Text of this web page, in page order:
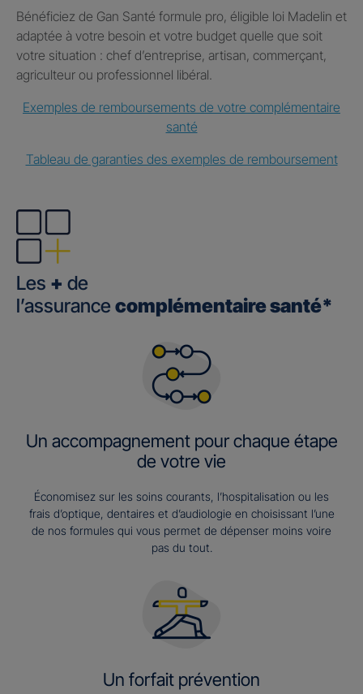
Bénéficiez de Gan Santé formule pro, éligible loi Madelin et
adaptée à votre besoin et votre budget quelle que soit
votre situation : chef d’entreprise, artisan, commerçant,
agriculteur ou professionnel libéral.
Exemples de remboursements de votre complémentaire
santé
Tableau de garanties des exemples de remboursement
Les + de
l’assurance complémentaire santé*
Un accompagnement pour chaque étape
de votre vie
Économisez sur les soins courants, l’hospitalisation ou les
frais d’optique, dentaires et d’audiologie en choisissant l’une
de nos formules qui vous permet de dépenser moins voire
pas du tout.
Un forfait prévention